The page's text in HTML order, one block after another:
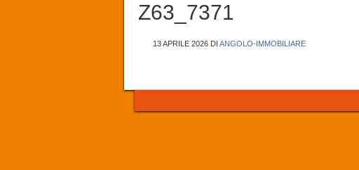
Z63_7371
13 APRILE 2026 DI ANGOLO-IMMOBILIARE